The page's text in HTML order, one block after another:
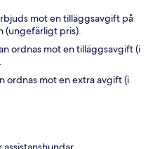
mot en tilläggsavgift på
(ungefärligt pris).
ordnas mot en tilläggsavgift (i
ordnas mot en extra avgift (i